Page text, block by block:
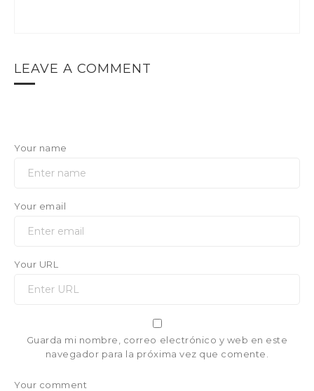
LEAVE A COMMENT
Your name
Your email
Your URL
Guarda mi nombre, correo electrónico y web en este
navegador para la próxima vez que comente.
Your comment